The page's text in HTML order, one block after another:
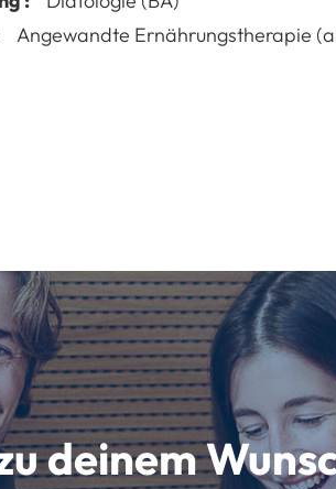
Angewandte Ernährungstherapie
deinem